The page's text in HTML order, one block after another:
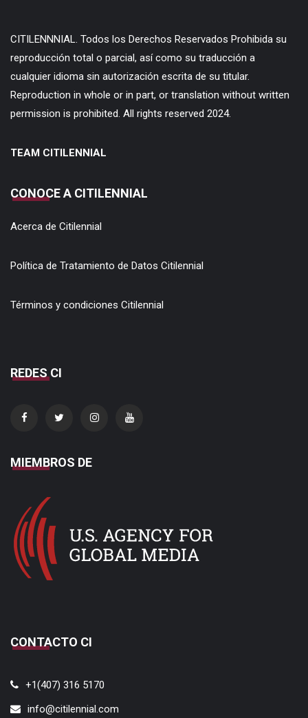
CITILENNNIAL. Todos los Derechos Reservados Prohibida su
reproducción total o parcial, así como su traducción a
cualquier idioma sin autorización escrita de su titular.
Reproduction in whole or in part, or translation without written
permission is prohibited. All rights reserved 2024.
TEAM CITILENNIAL
CONOCE A CITILENNIAL
Acerca de Citilennial
Política de Tratamiento de Datos Citilennial
Términos y condiciones Citilennial
REDES CI
MIEMBROS DE
CONTACTO CI
+1(407) 316 5170
info@citilennial.com